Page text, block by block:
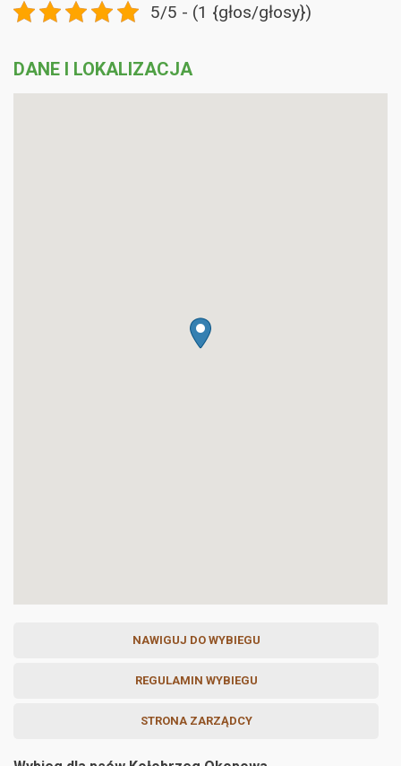
5/5 - (1 {głos/głosy})
DANE I LOKALIZACJA
NAWIGUJ DO WYBIEGU
REGULAMIN WYBIEGU
STRONA ZARZĄDCY